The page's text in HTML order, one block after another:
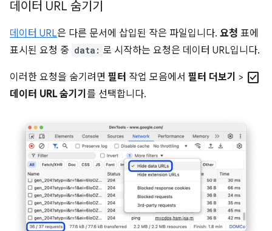
데이터 URL 숨기기
데이터 URL은 다른 문서에 삽입된 작은 파일입니다. 요청 표에
표시된 요청 중 data: 로 시작하는 요청은 데이터 URL입니다.
이러한 요청을 숨기려면 필터 작업 모음에서 필터 더보기 > check_box
데이터 URL 숨기기 를 선택합니다.